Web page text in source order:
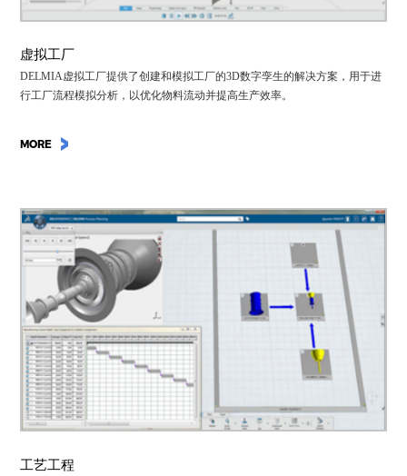
虚拟工厂
DELMIA虚拟工厂提供了创建和模拟工厂的3D数字孪生的解决方案，用于进
行工厂流程模拟分析，以优化物料流动并提高生产效率。
MORE
工艺工程